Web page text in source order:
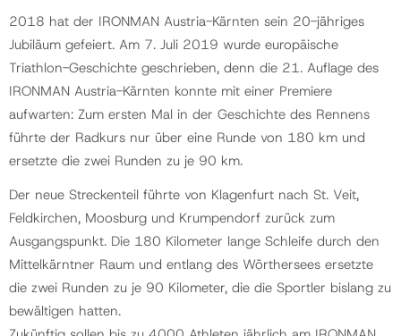
2018 hat der IRONMAN Austria-Kärnten sein 20-jähriges
Jubiläum gefeiert. Am 7. Juli 2019 wurde europäische
Triathlon-Geschichte geschrieben, denn die 21. Auflage des
IRONMAN Austria-Kärnten konnte mit einer Premiere
aufwarten: Zum ersten Mal in der Geschichte des Rennens
führte der Radkurs nur über eine Runde von 180 km und
ersetzte die zwei Runden zu je 90 km.
Der neue Streckenteil führte von Klagenfurt nach St. Veit,
Feldkirchen, Moosburg und Krumpendorf zurück zum
Ausgangspunkt. Die 180 Kilometer lange Schleife durch den
Mittelkärntner Raum und entlang des Wörthersees ersetzte
die zwei Runden zu je 90 Kilometer, die die Sportler bislang zu
bewältigen hatten.